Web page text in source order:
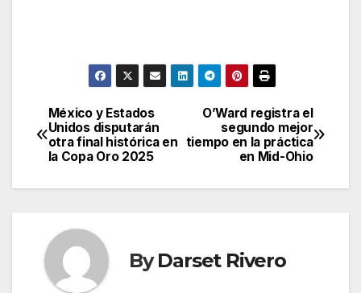
Post
navigation
O’Ward registra el
segundo mejor
tiempo en la práctica
en Mid-Ohio
México y Estados
Unidos disputarán
otra final histórica en
la Copa Oro 2025
ByDarset Rivero